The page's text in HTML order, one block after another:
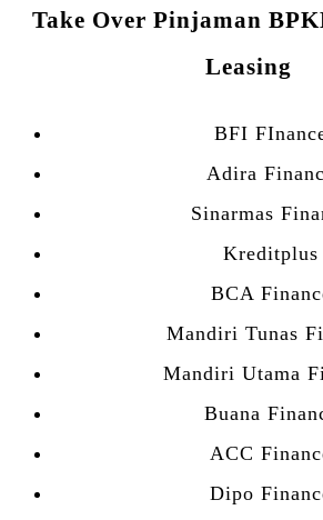
Take Over Pinjaman
Leasing
BFI
Adira
Sinarmas
Kreditplus
BCA
Mandiri Tunas
Mandiri Utama
Buana
ACC
Dipo